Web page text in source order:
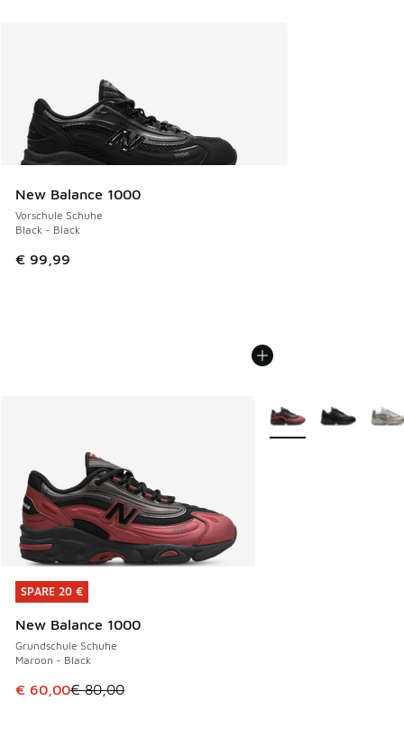
New Balance 1000
Vorschule Schuhe
Black - Black
€ 99,99
SPARE 20 €
New Balance 1000
Grundschule Schuhe
Maroon - Black
Dieser Artikel ist im Sale. Der Preis ist von € 80,00 auf €
€ 60,00€ 80,00
SPARE 20 €
Weitere Farben